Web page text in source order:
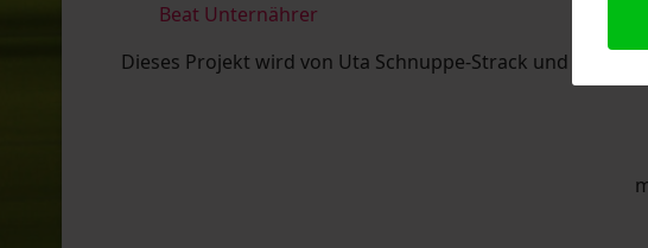
Beat Unternährer
Dieses Projekt wird von Uta Schnuppe-Strack und Eric